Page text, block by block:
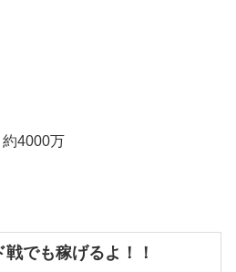
4000万
でも稼げるよ！！